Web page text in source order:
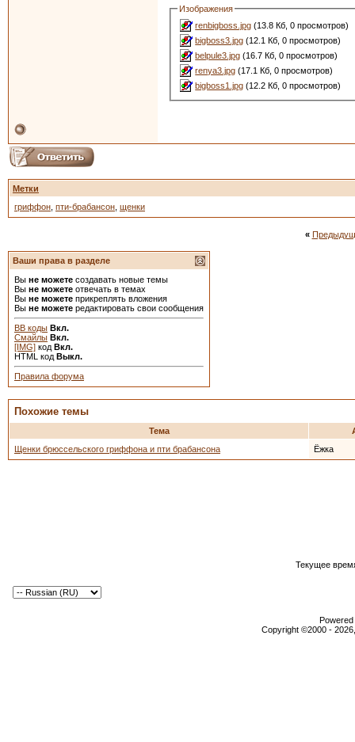
Изображения
renbigboss.jpg (13.8 Кб, 0 просмотров)
bigboss3.jpg (12.1 Кб, 0 просмотров)
belpule3.jpg (16.7 Кб, 0 просмотров)
renya3.jpg (17.1 Кб, 0 просмотров)
bigboss1.jpg (12.2 Кб, 0 просмотров)
Метки
гриффон пти-брабансон щенки
«
Ваши права в разделе
Вы не можете создавать новые темы
Вы не можете отвечать в темах
Вы не можете прикреплять вложения
Вы не можете редактировать свои сообщения
BB коды Вкл.
Смайлы Вкл.
[IMG] код Вкл.
HTML код Выкл.
Правила форума
Похожие темы
Тема
Щенки брюссельского гриффона и пти брабансона
Ёжка
Текущее
Copyright ©2000 -